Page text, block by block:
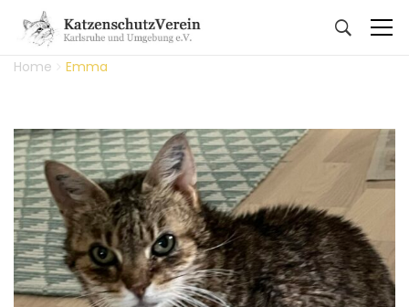
Home Emma